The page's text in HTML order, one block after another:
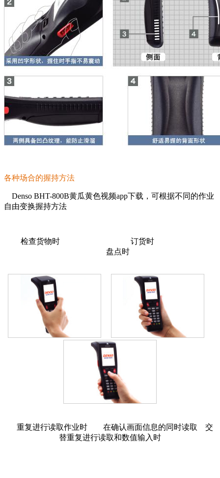
各种场合的握持方法
Denso BHT-800B黄瓜黄色视频app下载，可根据不同的作业
自由变换握持方法
检查货物时 订货时
盘点时
重复进行读取作业时 在确认画面信息的同时读取
交
替重复进行读取和数值输入时